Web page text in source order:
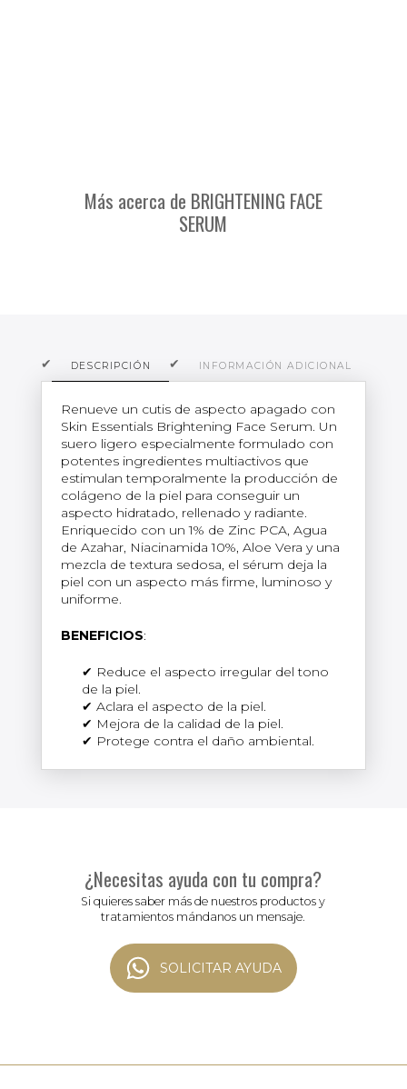
Más acerca de BRIGHTENING FACE
SERUM
DESCRIPCIÓN INFORMACIÓN ADICIONAL
Renueve un cutis de aspecto apagado con
Skin Essentials Brightening Face Serum. Un
suero ligero especialmente formulado con
potentes ingredientes multiactivos que
estimulan temporalmente la producción de
colágeno de la piel para conseguir un
aspecto hidratado, rellenado y radiante.
Enriquecido con un 1% de Zinc PCA, Agua
de Azahar, Niacinamida 10%, Aloe Vera y una
mezcla de textura sedosa, el sérum deja la
piel con un aspecto más firme, luminoso y
uniforme.
BENEFICIOS:
Reduce el aspecto irregular del tono
de la piel.
Aclara el aspecto de la piel.
Mejora de la calidad de la piel.
Protege contra el daño ambiental.
¿Necesitas ayuda con tu compra?
Si quieres saber más de nuestros productos y
tratamientos mándanos un mensaje.
SOLICITAR AYUDA